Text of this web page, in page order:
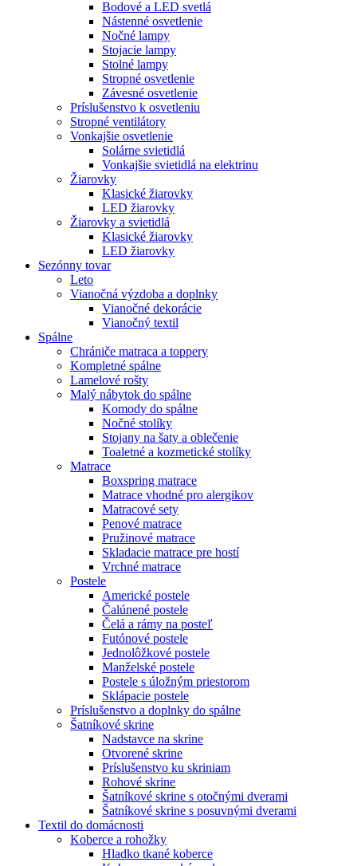
Bodové a LED svetlá
Nástenné osvetlenie
Nočné lampy
Stojacie lampy
Stolné lampy
Stropné osvetlenie
Závesné osvetlenie
Príslušenstvo k osvetleniu
Stropné ventilátory
Vonkajšie osvetlenie
Solárne svietidlá
Vonkajšie svietidlá na elektrinu
Žiarovky
Klasické žiarovky
LED žiarovky
Žiarovky a svietidlá
Klasické žiarovky
LED žiarovky
Sezónny tovar
Leto
Vianočná výzdoba a doplnky
Vianočné dekorácie
Vianočný textil
Spálne
Chrániče matraca a toppery
Kompletné spálne
Lamelové rošty
Malý nábytok do spálne
Komody do spálne
Nočné stolíky
Stojany na šaty a oblečenie
Toaletné a kozmetické stolíky
Matrace
Boxspring matrace
Matrace vhodné pro alergikov
Matracové sety
Penové matrace
Pružinové matrace
Skladacie matrace pre hostí
Vrchné matrace
Postele
Americké postele
Čalúnené postele
Čelá a rámy na posteľ
Futónové postele
Jednolôžkové postele
Manželské postele
Postele s úložným priestorom
Sklápacie postele
Príslušenstvo a doplnky do spálne
Šatníkové skrine
Nadstavce na skrine
Otvorené skrine
Príslušenstvo ku skriniam
Rohové skrine
Šatníkové skrine s otočnými dverami
Šatníkové skrine s posuvnými dverami
Textil do domácnosti
Koberce a rohožky
Hladko tkané koberce